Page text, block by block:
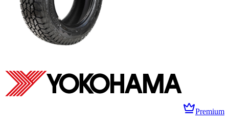
Premium